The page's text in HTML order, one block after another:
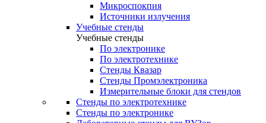
Микроспокпия
Источники излучения
Учебные стенды
Учебные стенды
По электронике
По электротехнике
Стенды Квазар
Стенды Промэлектроника
Измерительные блоки для стендов
Стенды по электротехнике
Стенды по электронике